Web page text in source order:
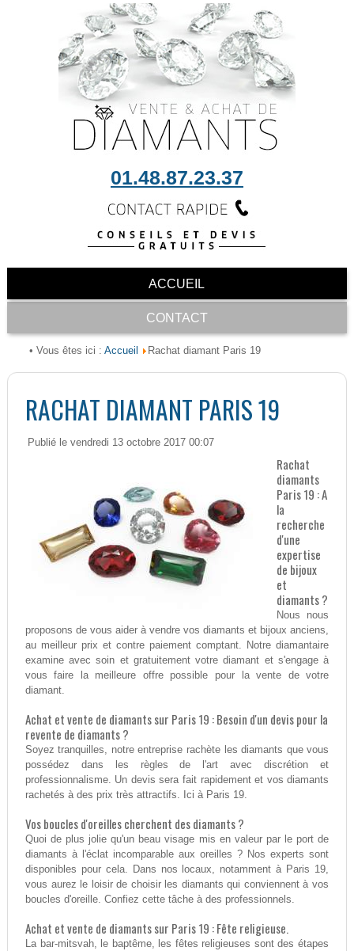
01.48.87.23.37
ACCUEIL
CONTACT
• Vous êtes ici : Accueil Rachat diamant Paris 19
RACHAT DIAMANT PARIS 19
Publié le vendredi 13 octobre 2017 00:07
Rachat
diamants
Paris 19 : A
la
recherche
d'une
expertise
de bijoux
et
diamants ?
Nous nous
proposons de vous aider à vendre vos diamants et bijoux anciens,
au meilleur prix et contre paiement comptant. Notre diamantaire
examine avec soin et gratuitement votre diamant et s'engage à
vous faire la meilleure offre possible pour la vente de votre
diamant.
Achat et vente de diamants sur Paris 19 : Besoin d'un devis pour la
revente de diamants ?
Soyez tranquilles, notre entreprise rachète les diamants que vous
possédez dans les règles de l'art avec discrétion et
professionnalisme. Un devis sera fait rapidement et vos diamants
rachetés à des prix très attractifs. Ici à Paris 19.
Vos boucles d'oreilles cherchent des diamants ?
Quoi de plus jolie qu'un beau visage mis en valeur par le port de
diamants à l'éclat incomparable aux oreilles ? Nos experts sont
disponibles pour cela. Dans nos locaux, notamment à Paris 19,
vous aurez le loisir de choisir les diamants qui conviennent à vos
boucles d'oreille. Confiez cette tâche à des professionnels.
Achat et vente de diamants sur Paris 19 : Fête religieuse.
La bar-mitsvah, le baptême, les fêtes religieuses sont des étapes